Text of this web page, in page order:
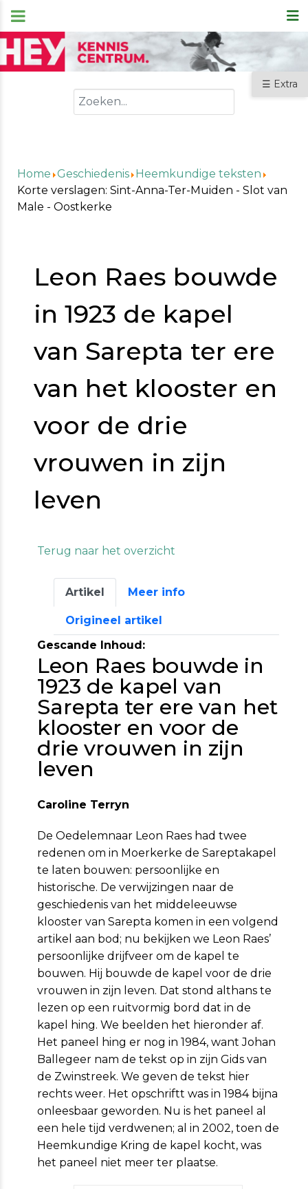
☰ Extra
Zoeken
Home Geschiedenis Heemkundige teksten
Korte verslagen: Sint-Anna-Ter-Muiden - Slot van
Male - Oostkerke
Leon Raes bouwde
in 1923 de kapel
van Sarepta ter ere
van het klooster en
voor de drie
vrouwen in zijn
leven
Terug naar het overzicht
Artikel Meer info
Origineel artikel
Gescande Inhoud:
Leon Raes bouwde in
1923 de kapel van
Sarepta ter ere van het
klooster en voor de
drie vrouwen in zijn
leven
Caroline Terryn
De Oedelemnaar Leon Raes had twee
redenen om in Moerkerke de Sareptakapel
te laten bouwen: persoonlijke en
historische. De verwijzingen naar de
geschiedenis van het middeleeuwse
klooster van Sarepta komen in een volgend
artikel aan bod; nu bekijken we Leon Raes’
persoonlijke drijfveer om de kapel te
bouwen. Hij bouwde de kapel voor de drie
vrouwen in zijn leven. Dat stond althans te
lezen op een ruitvormig bord dat in de
kapel hing. We beelden het hieronder af.
Het paneel hing er nog in 1984, want Johan
Ballegeer nam de tekst op in zijn Gids van
de Zwinstreek. We geven de tekst hier
rechts weer. Het opschriftt was in 1984 bijna
onleesbaar geworden. Nu is het paneel al
een hele tijd verdwenen; al in 2002, toen de
Heemkundige Kring de kapel kocht, was
het paneel niet meer ter plaatse.